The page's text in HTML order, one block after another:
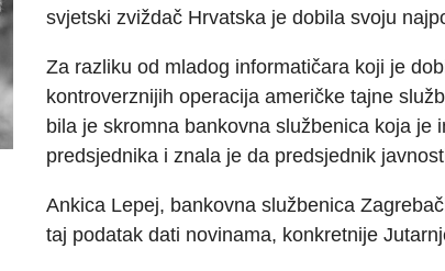
svjetski zviždač Hrvatska je dobila svoju
Za razliku od mladog informatičara koji je
kontroverznijih operacija američke tajne
bila je skromna bankovna službenica koja je
predsjednika i znala je da predsjednik
Ankica Lepej, bankovna službenica
taj podatak dati novinama, konkretnije